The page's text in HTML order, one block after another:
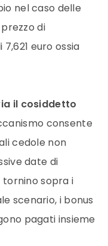
nel caso delle
prezzo di
euro ossia
il cosiddetto
consente
cedole non
date di
sopra i
scenario, i bonus
pagati insieme